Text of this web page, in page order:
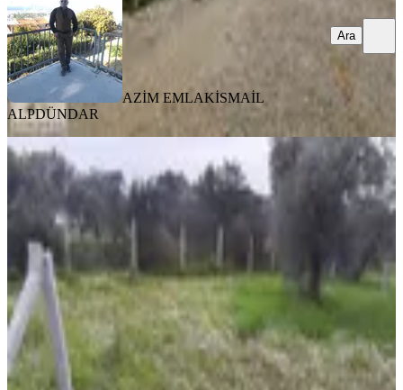
AZİM EMLAKİSMAİL
ALPDÜNDAR
Ara
Karacağaçta Satılık Bahçe
Buca, Karacaağaç Mahallesi
250 m²
2.380/m² ·
AZİM EMLAK İSMAİL ALPDÜNDAR
Ara